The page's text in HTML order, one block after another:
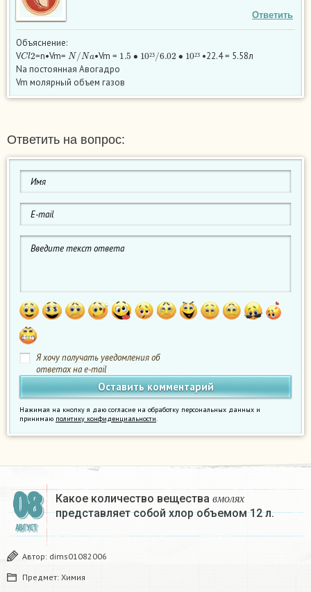
Ответить
Объяснение:
VCl2=n•Vm= N/ Na •Vm = 1.5 10²³/ 6.02• ²³
•22.4 = 5.58л
Na постоянная Авогадро
Vm молярный объем газов
Ответить на вопрос:
Я хочу получать уведомления об
ответах на e-mail
Нажимая на кнопку я даю согласие на обработку персональных данных и
принимаю политику конфиденциальности.
08
АВГУСТ
Какое количество вещества вмолях
вмо лях
представляет собой хлор объемом 12 л.
Автор: dims01082006
Предмет: Химия